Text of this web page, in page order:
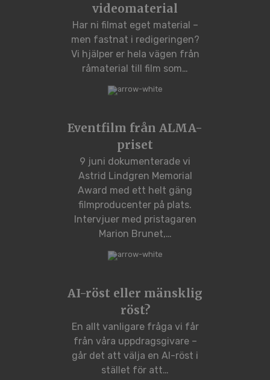
videomaterial
Har ni filmat eget material –
men fastnat i redigeringen?
Vi hjälper er hela vägen från
råmaterial till film som…
Eventfilm från ALMA-
priset
9 juni dokumenterade vi
Astrid Lindgren Memorial
Award med ett helt gäng
filmproducenter på plats.
Intervjuer med pristagaren
Marion Brunet,…
AI-röst eller mänsklig
röst?
En allt vanligare fråga vi får
från våra uppdragsgivare –
går det att välja en AI-röst i
stället för att…